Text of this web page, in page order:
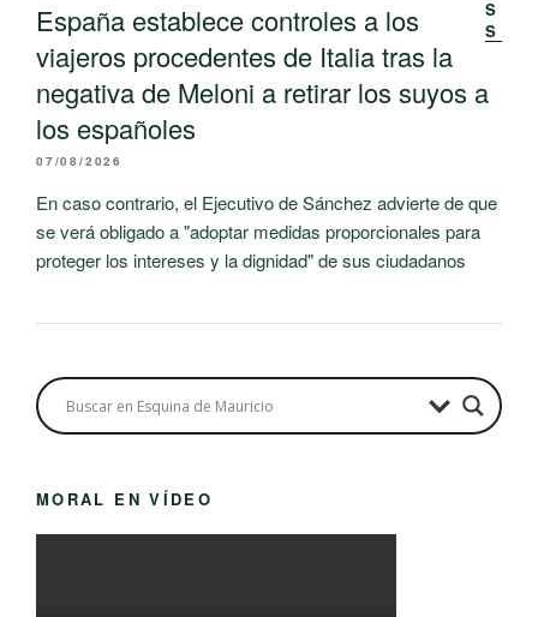
España establece controles a los
viajeros procedentes de Italia tras la
negativa de Meloni a retirar los suyos a
los españoles
07/08/2026
En caso contrario, el Ejecutivo de Sánchez advierte de que
se verá obligado a "adoptar medidas proporcionales para
proteger los intereses y la dignidad" de sus ciudadanos
MORAL EN VÍDEO